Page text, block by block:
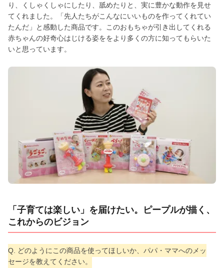
り、くしゃくしゃにしたり、舐めたりと、実に豊かな動作を見せ
てくれました。「先人たちがこんなにいいものを作ってくれてい
たんだ」と感動した商品です。このおもちゃが引き出してくれる
赤ちゃんの好奇心はじける姿ををより多くの方に知ってもらいた
いと思っています。
「子育ては楽しい」を届けたい。ピープルが描く、
これからのビジョン
Q. どのようにこの商品を使ってほしいか、パパ・ママへのメッ
セージを教えてください。